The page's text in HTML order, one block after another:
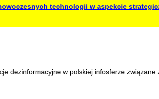
technologii w aspekcie
dezinformacyjne w polskiej infosferze związane